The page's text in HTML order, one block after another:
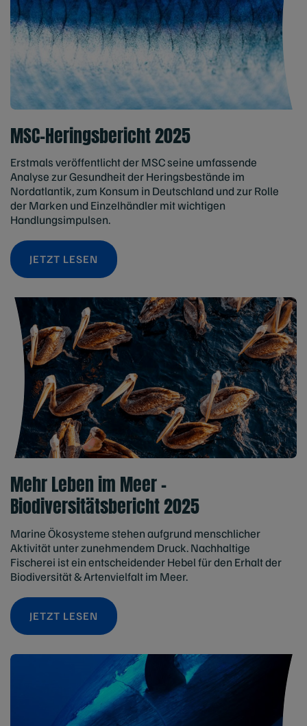
MSC-Heringsbericht 2025
Erstmals veröffentlicht der MSC seine umfassende
Analyse zur Gesundheit der Heringsbestände im
Nordatlantik, zum Konsum in Deutschland und zur Rolle
der Marken und Einzelhändler mit wichtigen
Handlungsimpulsen.
JETZT LESEN
Mehr Leben im Meer -
Biodiversitätsbericht 2025
Marine Ökosysteme stehen aufgrund menschlicher
Aktivität unter zunehmendem Druck. Nachhaltige
Fischerei ist ein entscheidender Hebel für den Erhalt der
Biodiversität & Artenvielfalt im Meer.
JETZT LESEN